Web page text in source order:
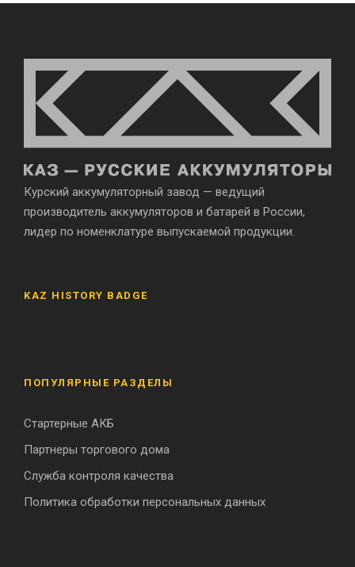
Курский аккумуляторный завод — ведущий
производитель аккумуляторов и батарей в России,
лидер по номенклатуре выпускаемой продукции.
KAZ HISTORY BADGE
ПОПУЛЯРНЫЕ РАЗДЕЛЫ
Стартерные АКБ
Партнеры торгового дома
Служба контроля качества
Политика обработки персональных данных